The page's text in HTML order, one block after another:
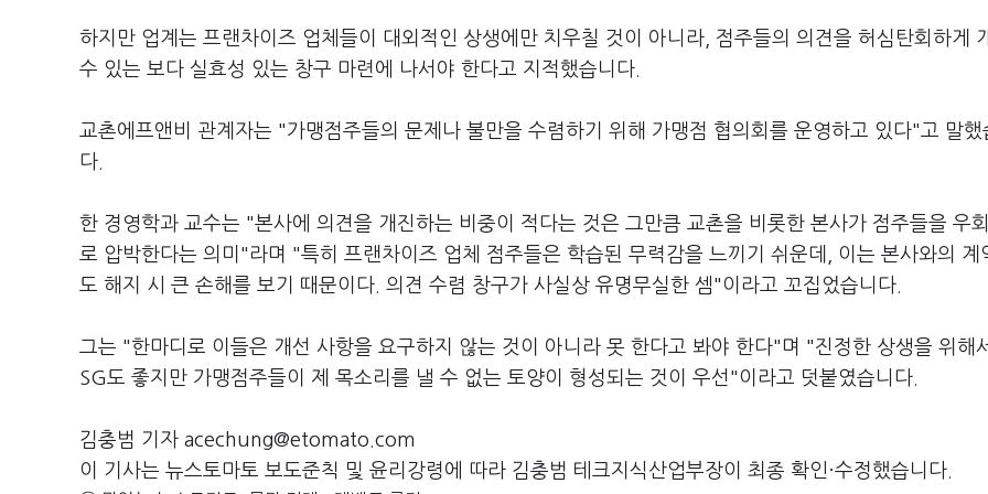
하지만 업계는 프랜차이즈 업체들이 대외적인 상생에만 치우칠 것이 아니라, 점주들의 의견을 허심탄회하게
수 있는 보다 실효성 있는 창구 마련에 나서야 한다고 지적했습니다.
교촌에프앤비 관계자는 "가맹점주들의 문제나 불만을 수렴하기 위해 가맹점 협의회를 운영하고 있다"고 말했
다.
한 경영학과 교수는 "본사에 의견을 개진하는 비중이 적다는 것은 그만큼 교촌을 비롯한 본사가 점주들을 우
로 압박한다는 의미"라며 "특히 프랜차이즈 업체 점주들은 학습된 무력감을 느끼기 쉬운데, 이는 본사와의 계
도 해지 시 큰 손해를 보기 때문이다. 의견 수렴 창구가 사실상 유명무실한 셈"이라고 꼬집었습니다.
그는 "한마디로 이들은 개선 사항을 요구하지 않는 것이 아니라 못 한다고 봐야 한다"며 "진정한 상생을 위해
SG도 좋지만 가맹점주들이 제 목소리를 낼 수 없는 토양이 형성되는 것이 우선"이라고 덧붙였습니다.
김충범 기자 acechung@etomato.com
이 기사는 뉴스토마토 보도준칙 및 윤리강령에 따라 김충범 테크지식산업부장이 최종 확인·수정했습니다.